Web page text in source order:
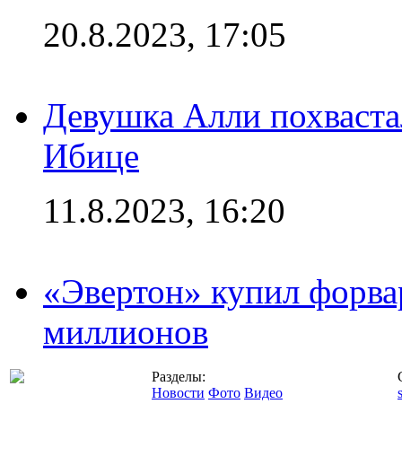
20.8.2023, 17:05
Девушка Алли
Ибице
11.8.2023, 16:20
«Эвертон» купил
миллионов
Разделы:
Новости Фото Видео